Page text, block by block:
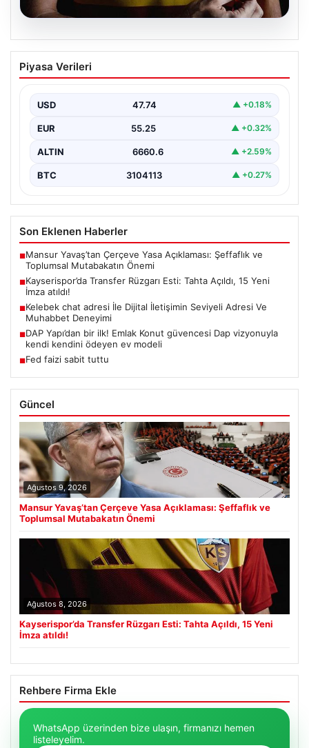
Kayserispor’da Transfer Rüzgarı Esti:
Tahta Açıldı, 15 Yeni İmza atıldı!
sezonunda büyük bir adım atarak resmi olarak transfer
engelini…
Piyasa Verileri
USD 47.74 ▲ +0.18%
EUR 55.25 ▲ +0.32%
ALTIN 6660.6 ▲ +2.59%
BTC 3104113 ▲ +0.27%
Son Eklenen Haberler
■Mansur Yavaş’tan Çerçeve Yasa Açıklaması: Şeffaflık ve
Toplumsal Mutabakatın Önemi
■Kayserispor’da Transfer Rüzgarı Esti: Tahta Açıldı, 15 Yeni
İmza atıldı!
■Kelebek chat adresi İle Dijital İletişimin Seviyeli Adresi Ve
Muhabbet Deneyimi
■DAP Yapı’dan bir ilk! Emlak Konut güvencesi Dap vizyonuyla
kendi kendini ödeyen ev modeli
■Fed faizi sabit tuttu
Güncel
Ağustos 9, 2026
Mansur Yavaş’tan Çerçeve Yasa Açıklaması: Şeffaflık ve
Toplumsal Mutabakatın Önemi
Ağustos 8, 2026
Kayserispor’da Transfer Rüzgarı Esti: Tahta Açıldı, 15 Yeni
İmza atıldı!
Rehbere Firma Ekle
WhatsApp üzerinden bize ulaşın, firmanızı hemen
listeleyelim.